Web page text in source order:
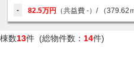
- 82.5万円 （共益費 -）/ （379.62
棟数13件 (総物件数： 14件)